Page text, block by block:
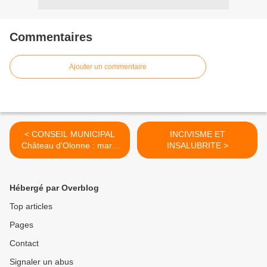
Commentaires
Ajouter un commentaire
< CONSEIL MUNICIPAL
Château d'Olonne : mardi
27 septembre 2011
INCIVISME ET
INSALUBRITE >
Hébergé par Overblog
Top articles
Pages
Contact
Signaler un abus